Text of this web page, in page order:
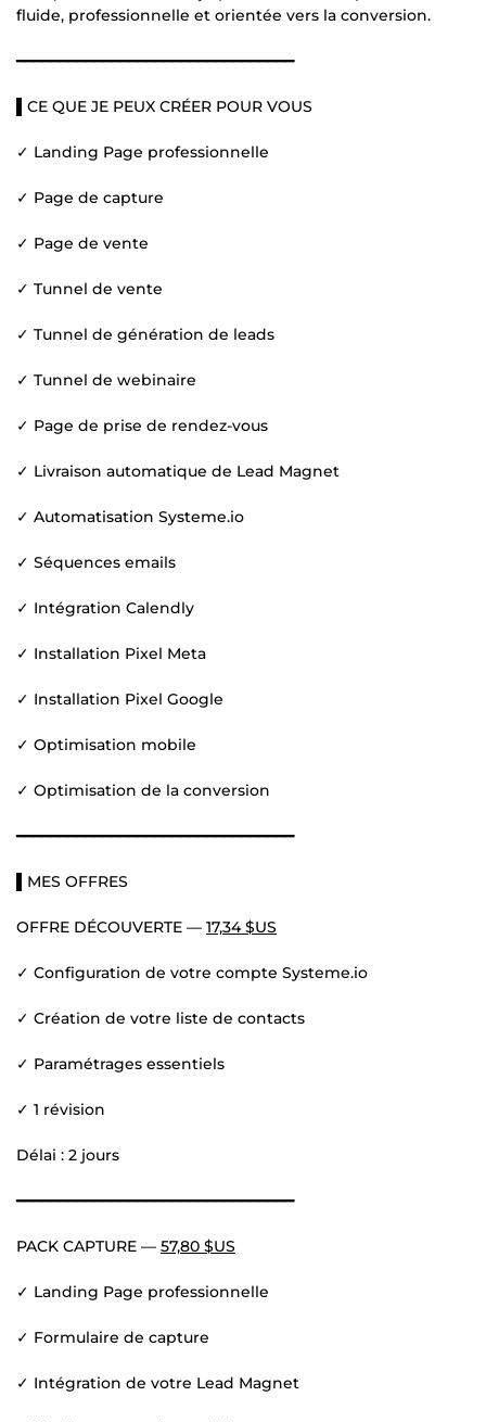
fluide, professionnelle et orientée vers la conversion.
━━━━━━━━━━━━━━━━━━━━━━━━━━━━━━━━
▌CE QUE JE PEUX CRÉER POUR VOUS
✓ Landing Page professionnelle
✓ Page de capture
✓ Page de vente
✓ Tunnel de vente
✓ Tunnel de génération de leads
✓ Tunnel de webinaire
✓ Page de prise de rendez-vous
✓ Livraison automatique de Lead Magnet
✓ Automatisation Systeme.io
✓ Séquences emails
✓ Intégration Calendly
✓ Installation Pixel Meta
✓ Installation Pixel Google
✓ Optimisation mobile
✓ Optimisation de la conversion
━━━━━━━━━━━━━━━━━━━━━━━━━━━━━━━━
▌MES OFFRES
OFFRE DÉCOUVERTE — 17,34 $US
✓ Configuration de votre compte Systeme.io
✓ Création de votre liste de contacts
✓ Paramétrages essentiels
✓ 1 révision
Délai : 2 jours
━━━━━━━━━━━━━━━━━━━━━━━━━━━━━━━━
PACK CAPTURE — 57,80 $US
✓ Landing Page professionnelle
✓ Formulaire de capture
✓ Intégration de votre Lead Magnet